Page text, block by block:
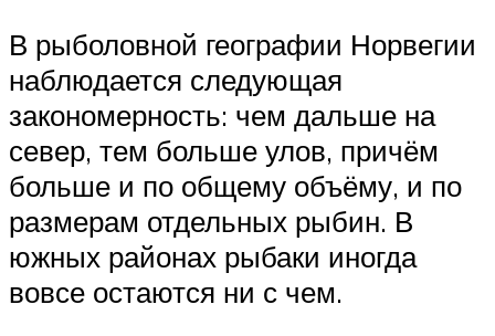
В рыболовной географии Норвегии
наблюдается следующая
закономерность: чем дальше на
север, тем больше улов, причём
больше и по общему объёму, и по
размерам отдельных рыбин. В
южных районах рыбаки иногда
вовсе остаются ни с чем.